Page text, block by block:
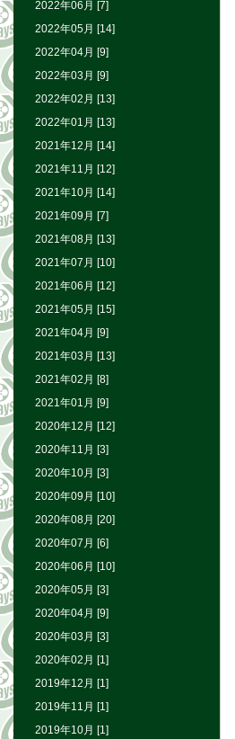
2022年06月 [7]
2022年05月 [14]
2022年04月 [9]
2022年03月 [9]
2022年02月 [13]
2022年01月 [13]
2021年12月 [14]
2021年11月 [12]
2021年10月 [14]
2021年09月 [7]
2021年08月 [13]
2021年07月 [10]
2021年06月 [12]
2021年05月 [15]
2021年04月 [9]
2021年03月 [13]
2021年02月 [8]
2021年01月 [9]
2020年12月 [12]
2020年11月 [3]
2020年10月 [3]
2020年09月 [10]
2020年08月 [20]
2020年07月 [6]
2020年06月 [10]
2020年05月 [3]
2020年04月 [9]
2020年03月 [3]
2020年02月 [1]
2019年12月 [1]
2019年11月 [1]
2019年10月 [1]